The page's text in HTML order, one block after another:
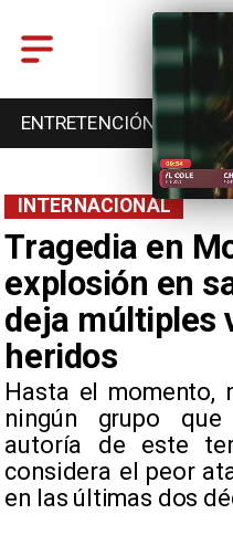
ENTRETENCIÓN
Tragedia en
explosión en
deja múltiples
heridos
Hasta el momento,
ningún grupo
autoría de este
considera el peor
en las últimas dos
INTERNACIONAL